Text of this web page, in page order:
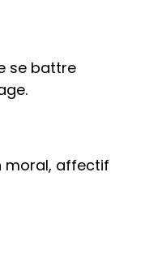
se battre
moral, affectif